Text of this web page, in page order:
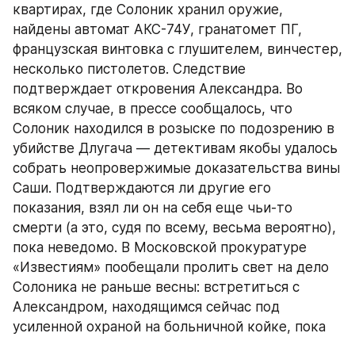
квартирах, где Солоник хранил оружие,
найдены автомат АКС-74У, гранатомет ПГ,
французская винтовка с глушителем, винчестер,
несколько пистолетов. Следствие
подтверждает откровения Александра. Во
всяком случае, в прессе сообщалось, что
Солоник находился в розыске по подозрению в
убийстве Длугача — детективам якобы удалось
собрать неопровержимые доказательства вины
Саши. Подтверждаются ли другие его
показания, взял ли он на себя еще чьи-то
смерти (а это, судя по всему, весьма вероятно),
пока неведомо. В Московской прокуратуре
«Известиям» пообещали пролить свет на дело
Солоника не раньше весны: встретиться с
Александром, находящимся сейчас под
усиленной охраной на больничной койке, пока